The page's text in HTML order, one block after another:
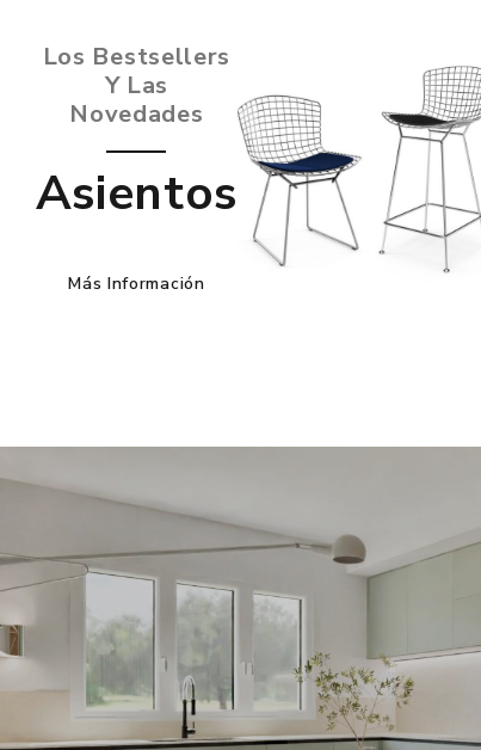
Los Bestsellers
Y Las
Novedades
Asientos
Más Información